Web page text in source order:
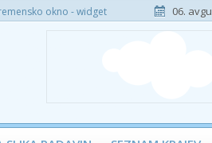
okno - widget 06.